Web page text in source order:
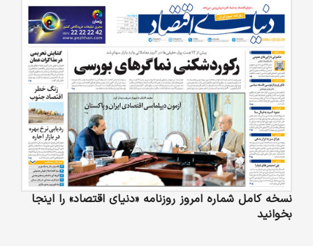
نسخه کامل شماره امروز روزنامه «دنیای‌ اقتصاد» را اینجا
بخوانید